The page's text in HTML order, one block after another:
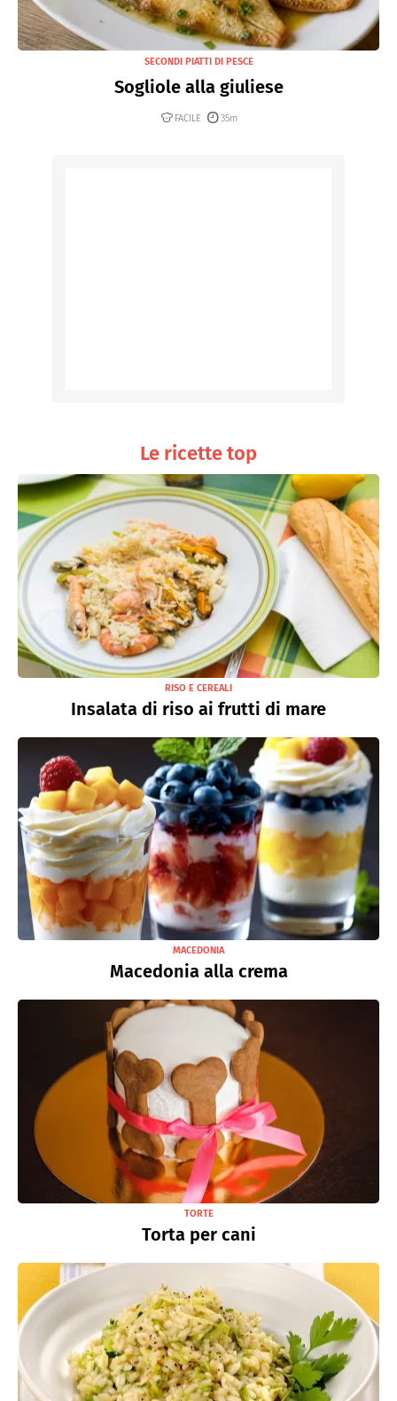
SECONDI PIATTI DI PESCE
Sogliole alla giuliese
FACILE 35m
Le ricette top
RISO E CEREALI
Insalata di riso ai frutti di mare
MACEDONIA
Macedonia alla crema
TORTE
Torta per cani